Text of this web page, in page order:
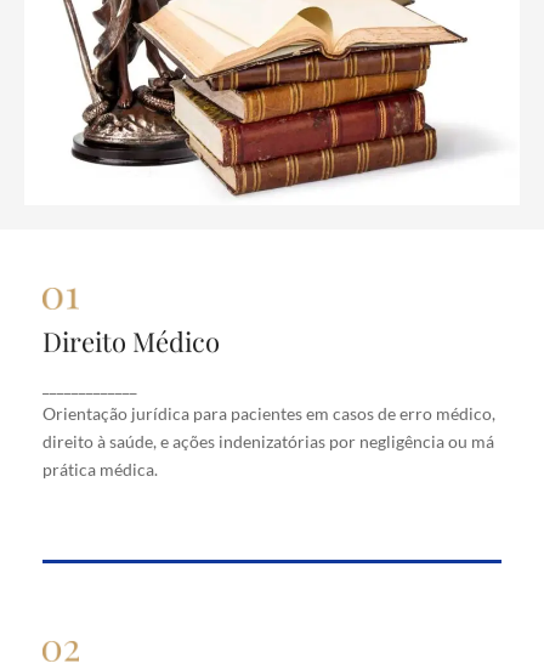
Direito Médico
Orientação jurídica para pacientes em casos de erro médico,
direito à saúde, e ações indenizatórias por negligência ou má
prática médica.
Direito Médico
erro médico, direito à saúde, e ações indenizatórias
por negligência ou má prática médica.